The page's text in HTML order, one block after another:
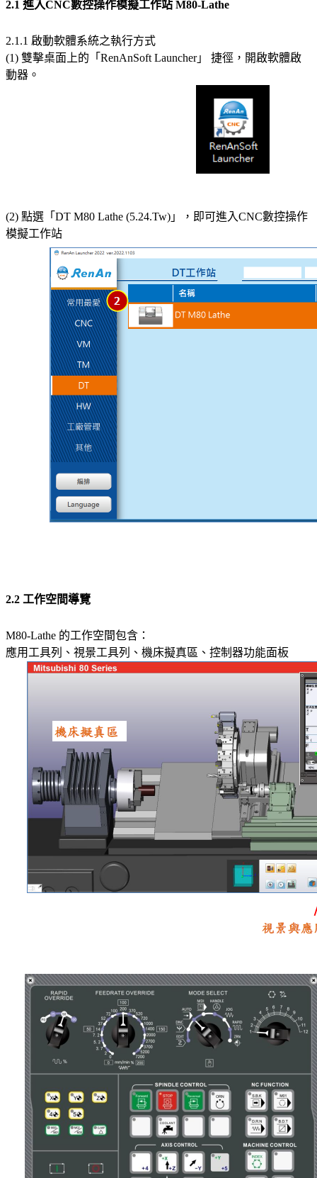
2.1 進入CNC數控操作模擬工作站 M80-Lathe
2.1.1 啟動軟體系統之執行方式
(1) 雙擊桌面上的「RenAnSoft Launcher」 捷徑，開啟軟體啟
動器。
(2) 點選「DT M80 Lathe (5.24.Tw)」，即可進入CNC數控操作
模擬工作站
2.2 工作空間導覽
M80-Lathe 的工作空間包含：
應用工具列、視景工具列、機床擬真區、控制器功能面板